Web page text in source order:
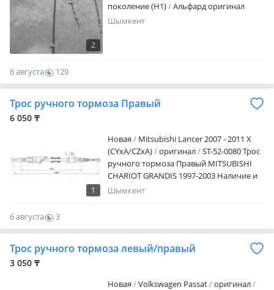
2
поколение (H1)
Альфард оригинал
Шымкент
6 августа
129
0
Трос ручного тормоза Правый
6 050 ₸
1
Новая
Mitsubishi Lancer 2007 - 2011 X
(CYxA/CZxA)
оригинал
ST-52-0080 Трос
ручного тормоза Правый MITSUBISHI
CHARIOT GRANDIS 1997-2003 Наличие и
актуальную цену уточняйте у
Шымкент
6 августа
3
0
Трос ручного тормоза левый/правый
3 050 ₸
Новая Volkswagen Passat
оригинал